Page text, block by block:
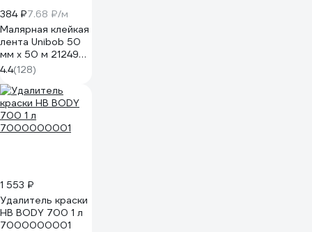
384 ₽7.68 ₽/м
Малярная клейкая
лента Unibob 50
мм х 50 м 212496
28139
4.4(128)
1 553 ₽
Удалитель краски
HB BODY 700 1 л
7000000001